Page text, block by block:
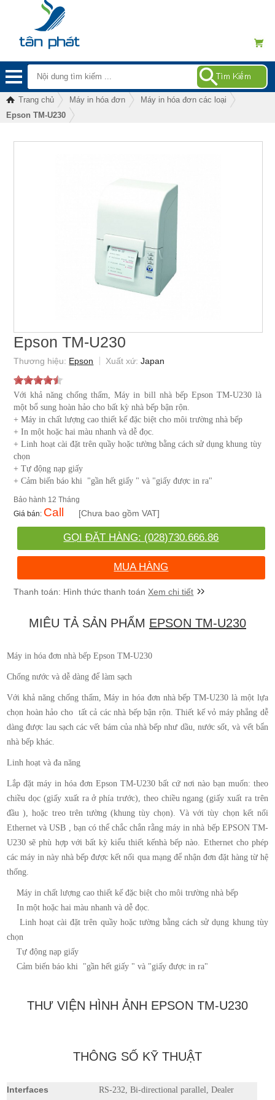
Trang chủ Máy in hóa đơn
Máy in hóa đơn các loại
Epson TM-U230
Epson TM-U230
Epson Japan
Với khả năng chống thấm, Máy in bill nhà bếp Epson TM-U230 là
một bổ sung hoàn hảo cho bất kỳ nhà bếp bận rộn.
+ Máy in chất lượng cao thiết kế đặc biệt cho môi trường nhà bếp
+ In một hoặc hai màu nhanh và dễ đọc.
+ Linh hoạt cài đặt trên quầy hoặc tường bằng cách sử dụng khung tùy
chọn
+ Tự động nạp giấy
+ Cảm biến báo khi "gần hết giấy " và "giấy được in ra"
12 Tháng
Call [Chưa bao gồm VAT]
GỌI ĐẶT HÀNG: (028)730.666.86
MUA HÀNG
Xem chi tiết
MIÊU TẢ SẢN PHẨM EPSON TM-U230
Máy in hóa đơn nhà bếp Epson TM-U230
Chống nước và dễ dàng để làm sạch
Với khả năng chống thấm, Máy in hóa đơn nhà bếp TM-U230 là một lựa
chọn hoàn hảo cho tất cả các nhà bếp bận rộn. Thiết kế vỏ máy phẳng dễ
dàng được lau sạch các vết bám của nhà bếp như dầu, nước sốt, và vết bẩn
nhà bếp khác.
Linh hoạt và đa năng
Lắp đặt máy in hóa đơn Epson TM-U230 bất cứ nơi nào bạn muốn: theo
chiều dọc (giấy xuất ra ở phía trước), theo chiều ngang (giấy xuất ra trên
đầu ), hoặc treo trên tường (khung tùy chọn). Và với tùy chọn kết nối
Ethernet và USB , bạn có thể chắc chắn rằng máy in nhà bếp EPSON TM-
U230 sẽ phù hợp với bất kỳ kiểu thiết kếnhà bếp nào. Ethernet cho phép
các máy in này nhà bếp được kết nối qua mạng để nhận đơn đặt hàng từ hệ
thống.
Máy in chất lượng cao thiết kế đặc biệt cho môi trường nhà bếp
In một hoặc hai màu nhanh và dễ đọc.
Linh hoạt cài đặt trên quầy hoặc tường bằng cách sử dụng khung tùy
chọn
Tự động nạp giấy
Cảm biến báo khi "gần hết giấy " và "giấy được in ra"
THƯ VIỆN HÌNH ẢNH EPSON TM-U230
THÔNG SỐ KỸ THUẬT
Interfaces RS-232, Bi-directional parallel, Dealer